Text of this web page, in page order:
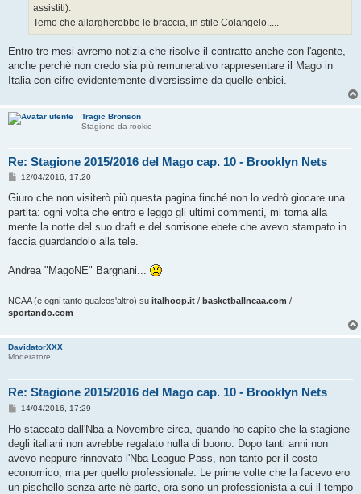
assistiti).
Temo che allargherebbe le braccia, in stile Colangelo.....
Entro tre mesi avremo notizia che risolve il contratto anche con l'agente,
anche perchè non credo sia più remunerativo rappresentare il Mago in
Italia con cifre evidentemente diversissime da quelle enbiei.
Tragic Bronson
Stagione da rookie
Re: Stagione 2015/2016 del Mago cap. 10 - Brooklyn Nets
M
s
a
g
i
12/04/2016, 17:20
Giuro che non visiterò più questa pagina finché non lo vedrò giocare una
partita: ogni volta che entro e leggo gli ultimi commenti, mi torna alla
mente la notte del suo draft e del sorrisone ebete che avevo stampato in
faccia guardandolo alla tele.
Andrea "MagoNE" Bargnani...
NCAA (e ogni tanto qualcos'altro) su italhoop.it / basketballncaa.com /
sportando.com
DavidatorXXX
Moderatore
Re: Stagione 2015/2016 del Mago cap. 10 - Brooklyn Nets
M
s
a
g
i
o
14/04/2016, 17:29
Ho staccato dall'Nba a Novembre circa, quando ho capito che la stagione
degli italiani non avrebbe regalato nulla di buono. Dopo tanti anni non
avevo neppure rinnovato l'Nba League Pass, non tanto per il costo
economico, ma per quello professionale. Le prime volte che la facevo ero
un pischello senza arte nè parte, ora sono un professionista a cui il tempo